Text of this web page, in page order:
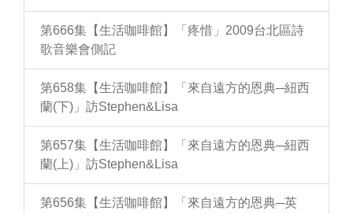
第666集【生活咖啡館】「疼惜」2009台北區詩
歌音樂會側記
第658集【生活咖啡館】「來自遠方的恩典─紐西
蘭(下)」訪Stephen&Lisa
第657集【生活咖啡館】「來自遠方的恩典─紐西
蘭(上)」訪Stephen&Lisa
第656集【生活咖啡館】「來自遠方的恩典─英